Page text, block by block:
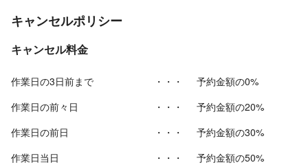
キャンセルポリシー
キャンセル料金
作業日の3日前まで ・・・
予約金額の0%
作業日の前々日
・・・
予約金額の20%
作業日の前日
・・・
予約金額の30%
作業日当日
・・・ 予約金額の50%